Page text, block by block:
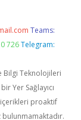
Teams:
726 Telegram:
Bilgi Teknolojileri
Yer Sağlayıcı
proaktif